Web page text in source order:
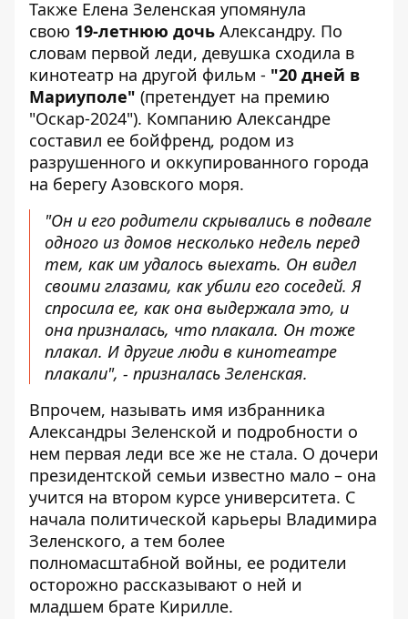
Также Елена Зеленская упомянула
свою 19-летнюю дочь Александру. По
словам первой леди, девушка сходила в
кинотеатр на другой фильм - "20 дней в
Мариуполе" (претендует на премию
"Оскар-2024"). Компанию Александре
составил ее бойфренд, родом из
разрушенного и оккупированного города
на берегу Азовского моря.
"Он и его родители скрывались в подвале
одного из домов несколько недель перед
тем, как им удалось выехать. Он видел
своими глазами, как убили его соседей. Я
спросила ее, как она выдержала это, и
она призналась, что плакала. Он тоже
плакал. И другие люди в кинотеатре
плакали", - призналась Зеленская.
Впрочем, называть имя избранника
Александры Зеленской и подробности о
нем первая леди все же не стала. О дочери
президентской семьи известно мало – она
учится на втором курсе университета. С
начала политической карьеры Владимира
Зеленского, а тем более
полномасштабной войны, ее родители
осторожно рассказывают о ней и
младшем брате Кирилле.